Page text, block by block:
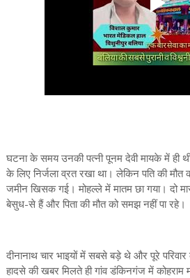
घटना के समय उनकी पत्नी पूनम देवी मायके में ही
के लिए निर्जला व्रत रखा था। लेकिन पति की
जमीन खिसक गई। मोहल्ले में मातम छा गया। दो
बेसुध-से हैं और पिता की मौत को समझ नहीं पा रहे।
दीनानाथ चार भाइयों में सबसे बड़े थे और पूरे परिवार
हादसे की खबर मिलते ही गांव डंकिनगंज में कोहराम